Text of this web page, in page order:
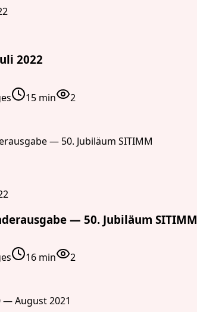
2022
15 min
2
— 50. Jubiläum SITIMM
16 min
2